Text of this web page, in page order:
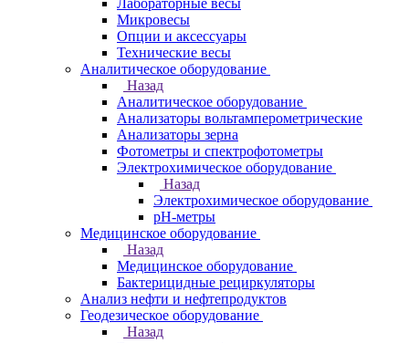
Лабораторные весы
Микровесы
Опции и аксессуары
Технические весы
Аналитическое оборудование
Назад
Аналитическое оборудование
Анализаторы вольтамперометрические
Анализаторы зерна
Фотометры и спектрофотометры
Электрохимическое оборудование
Назад
Электрохимическое оборудование
pH-метры
Медицинское оборудование
Назад
Медицинское оборудование
Бактерицидные рециркуляторы
Анализ нефти и нефтепродуктов
Геодезическое оборудование
Назад